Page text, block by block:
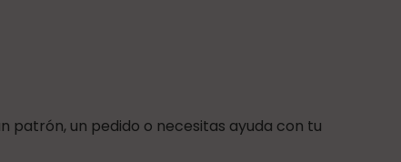
patrón, un pedido o necesitas ayuda con tu